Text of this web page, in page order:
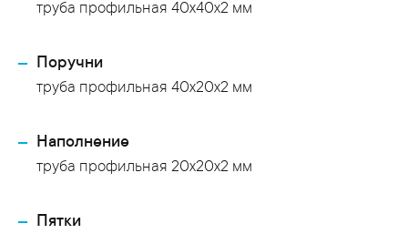
труба профильная 40х40х2 мм
Поручни
труба профильная 40х20х2 мм
Наполнение
труба профильная 20х20х2 мм
Пятки